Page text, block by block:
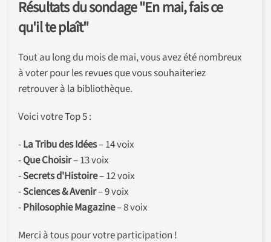
Résultats du sondage "En mai, fais ce
qu'il te plaît"
Tout au long du mois de mai, vous avez été nombreux
à voter pour les revues que vous souhaiteriez
retrouver à la bibliothèque.
Voici votre Top 5 :
-La Tribu des Idées– 14 voix
-Que Choisir– 13 voix
-Secrets d'Histoire– 12 voix
-Sciences & Avenir– 9 voix
-Philosophie Magazine– 8 voix
Merci à tous pour votre participation !